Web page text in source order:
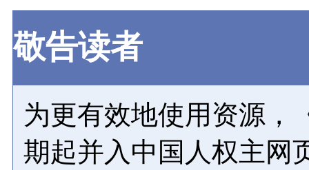
敬告读者
为更有效地使用资源，
期起并入中国人权主网